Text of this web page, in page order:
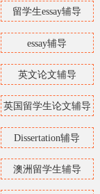
留学生essay辅导
essay辅导
英文论文辅导
英国留学生论文辅导
Dissertation辅导
澳洲留学生辅导